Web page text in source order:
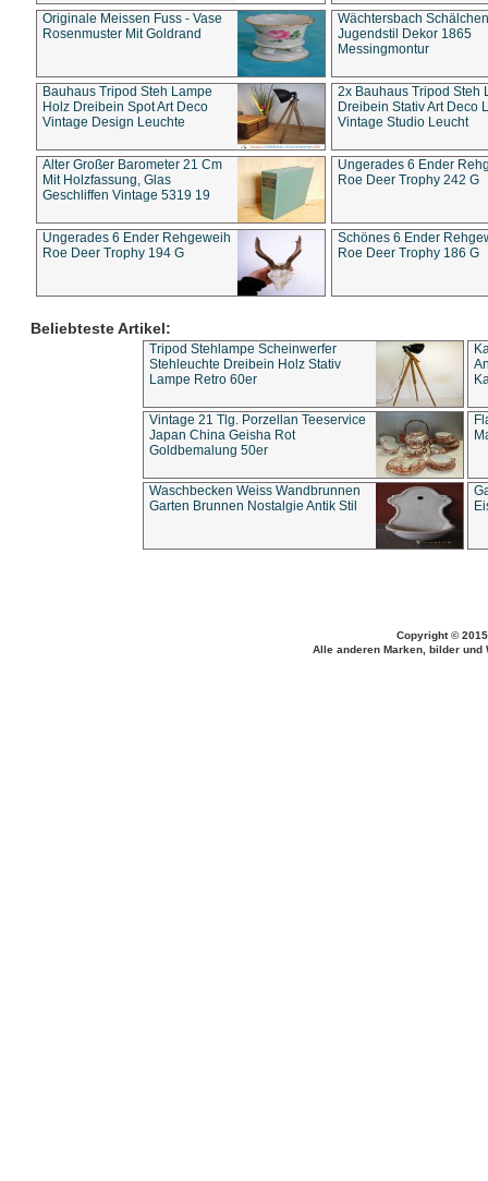
Originale Meissen Fuss - Vase
Rosenmuster Mit Goldrand
Wächtersbach Schälchen
Jugendstil Dekor 1865
Messingmontur
Bauhaus Tripod Steh Lampe
Holz Dreibein Spot Art Deco
Vintage Design Leuchte
2x Bauhaus Tripod Steh
Dreibein Stativ Art Deco
Vintage Studio Leucht
Alter Großer Barometer 21 Cm
Mit Holzfassung, Glas
Geschliffen Vintage 5319 19
Ungerades 6 Ender
Roe Deer Trophy 242 G
Ungerades 6 Ender Rehgeweih
Roe Deer Trophy 194 G
Schönes 6 Ender
Roe Deer Trophy 186 G
Beliebteste Artikel:
Tripod Stehlampe Scheinwerfer
Stehleuchte Dreibein Holz Stativ
Lampe Retro 60er
Vintage 21 Tlg. Porzellan Teeservice
Japan China Geisha Rot
Goldbemalung 50er
Waschbecken Weiss Wandbrunnen
Garten Brunnen Nostalgie Antik Stil
Copyright ©
Alle anderen Marken, bilder und